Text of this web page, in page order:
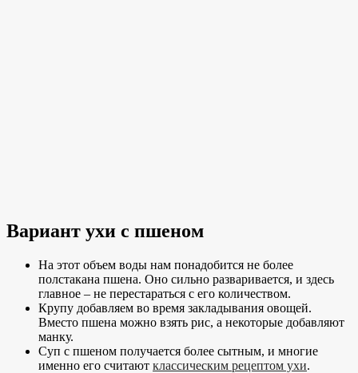
Вариант ухи с пшеном
На этот объем воды нам понадобится не более
полстакана пшена. Оно сильно разваривается, и здесь
главное – не перестараться с его количеством.
Крупу добавляем во время закладывания овощей.
Вместо пшена можно взять рис, а некоторые добавляют
манку.
Суп с пшеном получается более сытным, и многие
именно его считают классическим рецептом ухи.